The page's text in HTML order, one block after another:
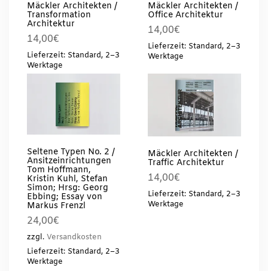
Mäckler Architekten /
Transformation
Architektur
14,00€
Lieferzeit: Standard, 2–3
Werktage
Mäckler Architekten /
Office Architektur
14,00€
Lieferzeit: Standard, 2–3
Werktage
Seltene Typen No. 2 /
Ansitzeinrichtungen
Tom Hoffmann,
Kristin Kuhl, Stefan
Simon; Hrsg: Georg
Ebbing; Essay von
Markus Frenzl
24,00€
zzgl. Versandkosten
Lieferzeit: Standard, 2–3
Werktage
Mäckler Architekten /
Traffic Architektur
14,00€
Lieferzeit: Standard, 2–3
Werktage